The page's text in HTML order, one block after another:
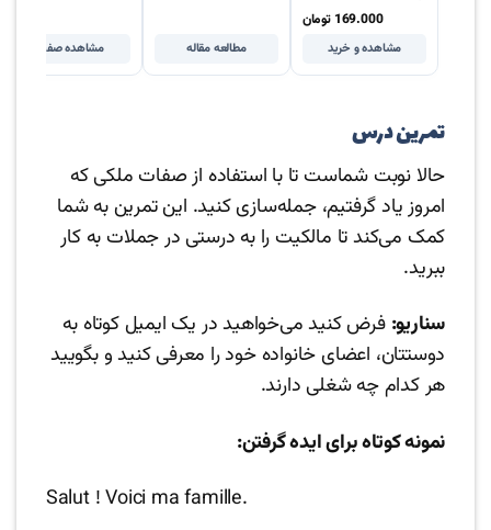
| کتاب زبان تاکسی B1
169.000 تومان
مشاهده و خرید مطالعه مقاله مشاهده صفحه
تمرین درس
حالا نوبت شماست تا با استفاده از صفات ملکی که
امروز یاد گرفتیم، جمله‌سازی کنید. این تمرین به شما
کمک می‌کند تا مالکیت را به درستی در جملات به کار
ببرید.
سناریو: فرض کنید می‌خواهید در یک ایمیل کوتاه به
دوستتان، اعضای خانواده خود را معرفی کنید و بگویید
هر کدام چه شغلی دارند.
نمونه کوتاه برای ایده گرفتن:
Salut ! Voici ma famille.